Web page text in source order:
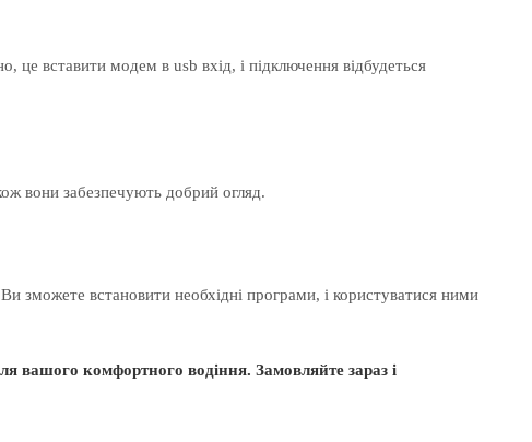
це вставити модем в usb вхід, і підключення відбудеться
вони забезпечують добрий огляд.
зможете встановити необхідні програми, і користуватися ними
вашого комфортного водіння. Замовляйте зараз і